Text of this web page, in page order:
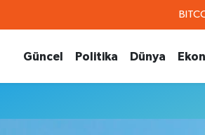
Güncel Politika Dünya